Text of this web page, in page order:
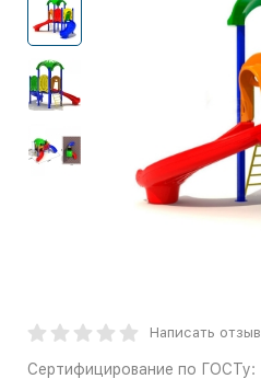
Написать отзыв
Сертифицирование по ГОСТу: